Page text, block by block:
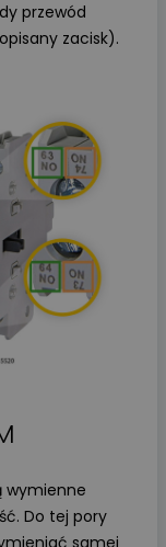
przewód
zacisk).
wymienne
Do tej pory
samej